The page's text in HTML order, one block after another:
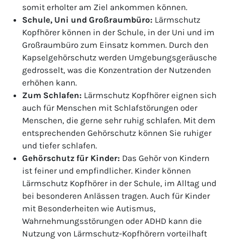
somit erholter am Ziel ankommen können.
Schule, Uni und Großraumbüro: Lärmschutz
Kopfhörer können in der Schule, in der Uni und im
Großraumbüro zum Einsatz kommen. Durch den
Kapselgehörschutz werden Umgebungsgeräusche
gedrosselt, was die Konzentration der Nutzenden
erhöhen kann.
Zum Schlafen: Lärmschutz Kopfhörer eignen sich
auch für Menschen mit Schlafstörungen oder
Menschen, die gerne sehr ruhig schlafen. Mit dem
entsprechenden Gehörschutz können Sie ruhiger
und tiefer schlafen.
Gehörschutz für Kinder: Das Gehör von Kindern
ist feiner und empfindlicher. Kinder können
Lärmschutz Kopfhörer in der Schule, im Alltag und
bei besonderen Anlässen tragen. Auch für Kinder
mit Besonderheiten wie Autismus,
Wahrnehmungsstörungen oder ADHD kann die
Nutzung von Lärmschutz-Kopfhörern vorteilhaft